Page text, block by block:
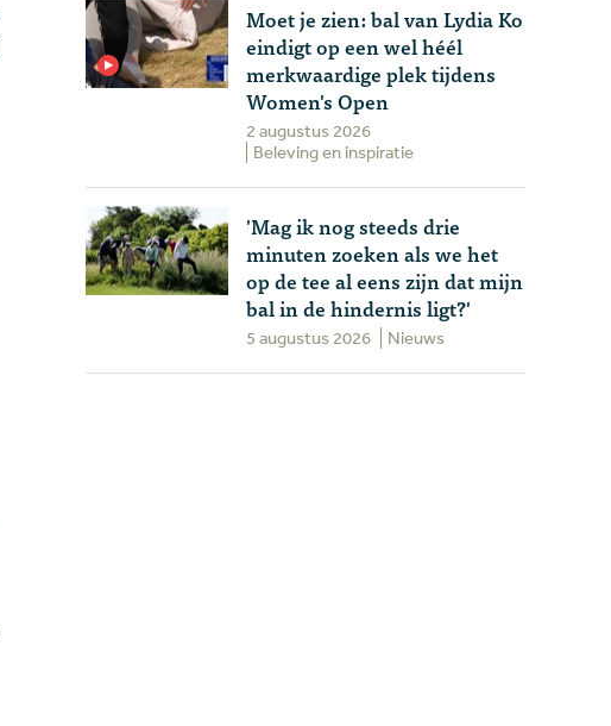
Moet je zien: bal van Lydia Ko
eindigt op een wel héél
merkwaardige plek tijdens
Women's Open
2 augustus 2026
Beleving en inspiratie
'Mag ik nog steeds drie
minuten zoeken als we het
op de tee al eens zijn dat mijn
bal in de hindernis ligt?'
5 augustus 2026 Nieuws